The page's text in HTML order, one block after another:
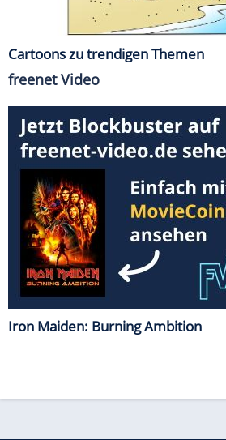
Cartoons zu trendigen Themen
freenet Video
Iron Maiden: Burning Ambition